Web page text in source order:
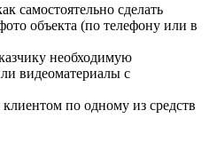
самостоятельно сделать
объекта (по телефону или в
необходимую
видеоматериалы с
клиентом по одному из средств